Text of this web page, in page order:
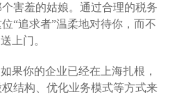
害羞的姑娘。通过合理的税务
“追求者”温柔地对待你，而不
上门。
果你的企业已经在上海扎根，
结构、优化业务模式等方式来